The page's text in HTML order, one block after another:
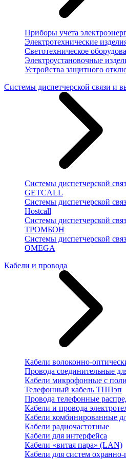
Приборы учета
Электротехнические
Светотехническое
Электроустановочные
Устройства защитного
Системы диспетчерской связи и
Системы диспетчерской
GETCALL
Системы диспетчерской
Hostcall
Системы диспетчерской
ТРОМБОН
Системы диспетчерской
OMEGA
Кабели и провода
Кабели волоконно-
Провода соединительные
Кабели микрофонные с
Телефонный кабель ТППэп
Провода телефонные
Кабели и провода
Кабели комбинированные
Кабели радиочастотные
Кабели для интерфейса
Кабели «витая пара» (LAN)
Кабели для систем